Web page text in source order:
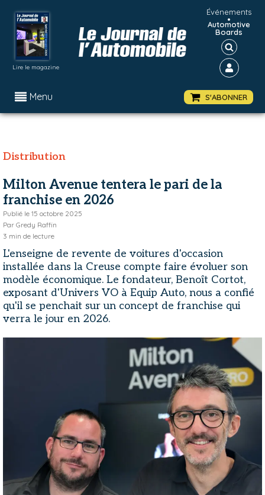
Lire le magazine
Événements
•
Automotive
Boards
Menu S'ABONNER
Distribution
Milton Avenue tentera le pari de la
franchise en 2026
Publié le 15 octobre 2025
Par Gredy Raffin
3 min de lecture
L'enseigne de revente de voitures d'occasion
installée dans la Creuse compte faire évoluer son
modèle économique. Le fondateur, Benoît Cortot,
exposant d'Univers VO à Equip Auto, nous a confié
qu'il se penchait sur un concept de franchise qui
verra le jour en 2026.